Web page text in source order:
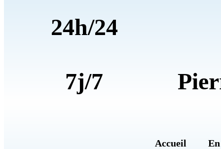
24h/24
7j/7
Accueil En